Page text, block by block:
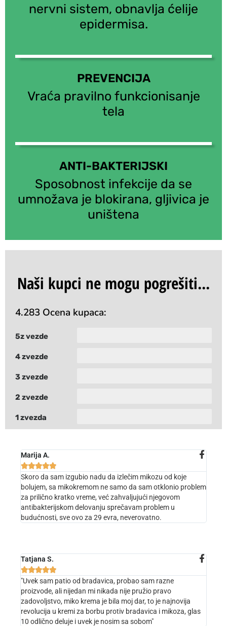
nervni sistem, obnavlja ćelije
epidermisa.
PREVENCIJA
Vraća pravilno funkcionisanje
tela
ANTI-BAKTERIJSKI
Sposobnost infekcije da se
umnožava je blokirana, gljivica je
uništena
Naši kupci ne mogu pogrešiti...
4.283 Ocena kupaca:
5z vezde
4 zvezde
3 zvezde
2 zvezde
1 zvezda
Marija A.

Skoro da sam izgubio nadu da izlečim mikozu od koje
bolujem, sa mikokremom ne samo da sam otklonio problem
za prilično kratko vreme, već zahvaljujući njegovom
antibakterijskom delovanju sprečavam problem u
budućnosti, sve ovo za 29 evra, neverovatno.
Tatjana S.

"Uvek sam patio od bradavica, probao sam razne
proizvode, ali nijedan mi nikada nije pružio pravo
zadovoljstvo, miko krema je bila moj dar, to je najnovija
revolucija u kremi za borbu protiv bradavica i mikoza, glas
10 odlično deluje i uvek je nosim sa sobom"